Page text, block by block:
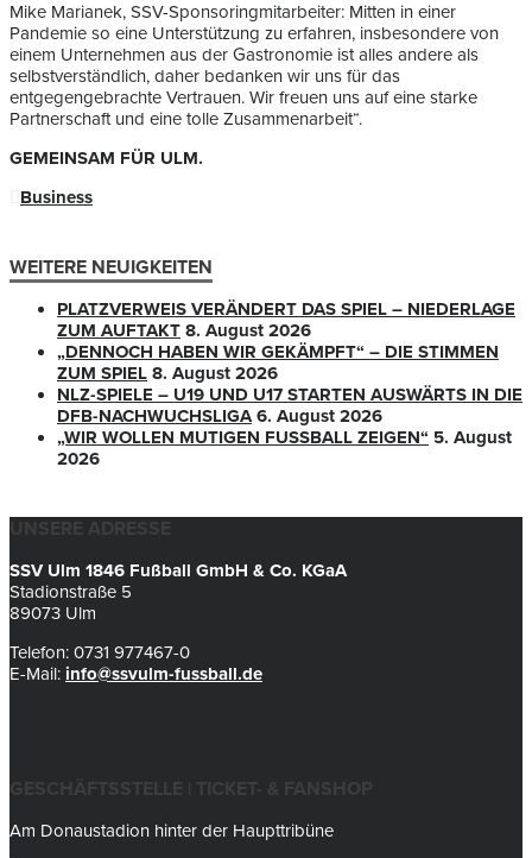
Mike Marianek, SSV-Sponsoringmitarbeiter: Mitten in einer
Pandemie so eine Unterstützung zu erfahren, insbesondere von
einem Unternehmen aus der Gastronomie ist alles andere als
selbstverständlich, daher bedanken wir uns für das
entgegengebrachte Vertrauen. Wir freuen uns auf eine starke
Partnerschaft und eine tolle Zusammenarbeit“.
GEMEINSAM FÜR ULM.
Business
WEITERE NEUIGKEITEN
PLATZVERWEIS VERÄNDERT DAS SPIEL – NIEDERLAGE
ZUM AUFTAKT 8. August 2026
„DENNOCH HABEN WIR GEKÄMPFT“ – DIE STIMMEN
ZUM SPIEL 8. August 2026
NLZ-SPIELE – U19 UND U17 STARTEN AUSWÄRTS IN DIE
DFB-NACHWUCHSLIGA 6. August 2026
„WIR WOLLEN MUTIGEN FUSSBALL ZEIGEN“
5. August
2026
UNSERE ADRESSE
SSV Ulm 1846 Fußball GmbH & Co. KGaA
Stadionstraße 5
89073 Ulm
Telefon: 0731 977467-0
E-Mail: info@ssvulm-fussball.de
GESCHÄFTSSTELLE | TICKET- & FANSHOP
Am Donaustadion hinter der Haupttribüne